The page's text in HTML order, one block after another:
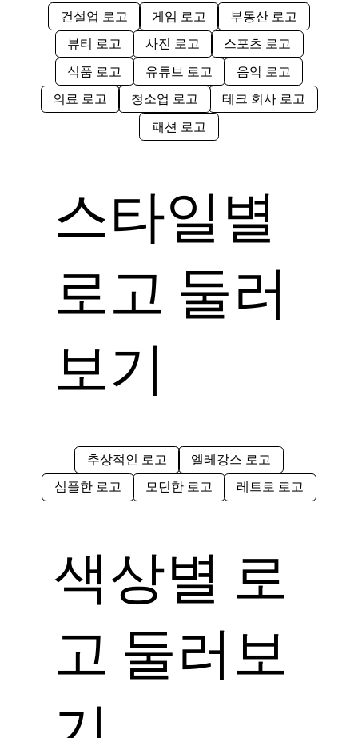
건설업 로고 게임 로고
부동산 로고
뷰티 로고
사진 로고
스포츠 로고
식품 로고
유튜브 로고
음악 로고
의료 로고
청소업 로고
테크 회사 로고
패션 로고
스타일별
로고 둘러
보기
추상적인 로고
엘레강스 로고
심플한 로고
모던한 로고 레트로 로고
색상별 로
고 둘러보